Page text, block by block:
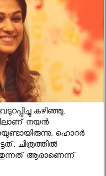
കഴിഞ്ഞു.
നയന്‍
ഹൊറര്‍
ചിത്രത്തില്‍
ആരാണെന്ന്